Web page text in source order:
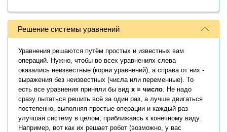
Решение системы уравнений
Уравнения решаются путём простых и известных вам
операций. Нужно, чтобы во всех уравнениях слева
оказались неизвестные (корни уравнений), а справа от них -
выражения без неизвестных (числа или переменные). То
есть все уравнения приняли бы вид x = число. Не надо
сразу пытаться решить всё за один раз, а лучше двигаться
постепенно, выполняя простые операции и каждый раз
улучшая систему в целом, приближаясь к конечному виду.
Например, вот как их решает робот (возможно, у вас